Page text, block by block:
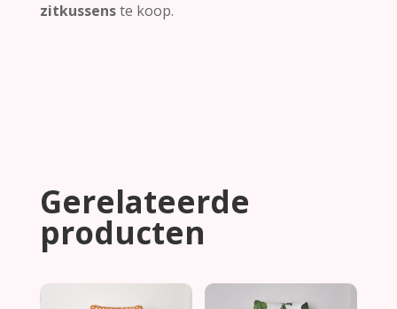
zitkussenste koop.
Gerelateerde
producten